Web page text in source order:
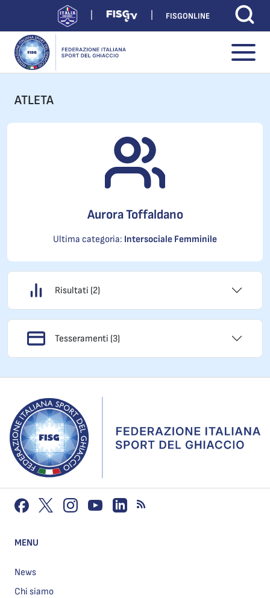
FISGONLINE
ATLETA
Aurora Toffaldano
Ultima categoria: Intersociale Femminile
Risultati (2)
Tesseramenti (3)
MENU
News
Chi siamo